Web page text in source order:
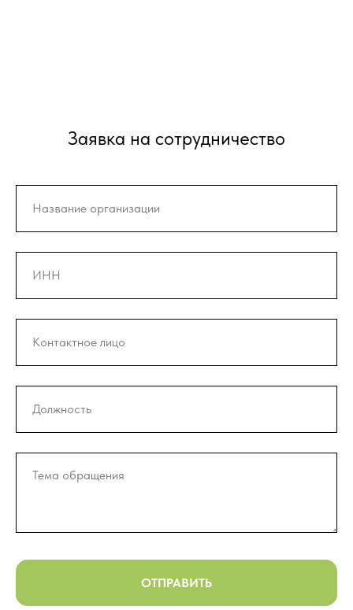
Заявка на сотрудничество
ОТПРАВИТЬ